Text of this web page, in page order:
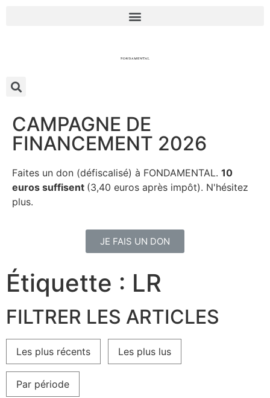
CAMPAGNE DE
FINANCEMENT 2026
Faites un don (défiscalisé) à FONDAMENTAL. 10
euros suffisent (3,40 euros après impôt). N'hésitez
plus.
JE FAIS UN DON
Étiquette : LR
FILTRER LES ARTICLES
Les plus récents Les plus lus
Par période